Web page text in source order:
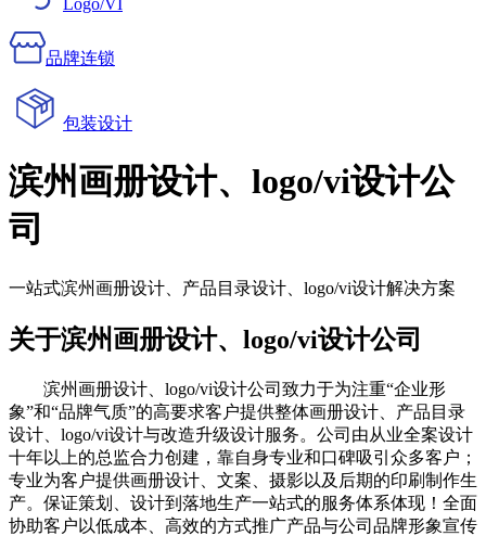
Logo/VI
品牌连锁
包装设计
滨州画册设计、logo/vi设计公
司
一站式滨州画册设计、产品目录设计、logo/vi设计解决方案
关于滨州画册设计、logo/vi设计公司
滨州画册设计、logo/vi设计公司致力于为注重“企业形
象”和“品牌气质”的高要求客户提供整体画册设计、产品目录
设计、logo/vi设计与改造升级设计服务。公司由从业全案设计
十年以上的总监合力创建，靠自身专业和口碑吸引众多客户；
专业为客户提供画册设计、文案、摄影以及后期的印刷制作生
产。保证策划、设计到落地生产一站式的服务体系体现！全面
协助客户以低成本、高效的方式推广产品与公司品牌形象宣传